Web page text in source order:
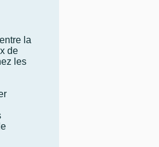
la
de
les